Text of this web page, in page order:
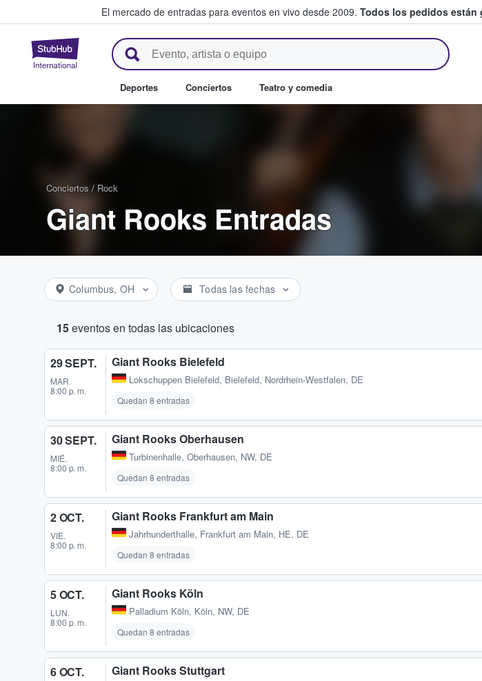
El mercado de entradas para eventos en vivo desde 2009. Todos los pedidos están
StubHub: compra y venta de entradas entre fans
Deportes Conciertos Teatro y comedia
Conciertos / Rock
Giant Rooks Entradas
Columbus, OH Todas las fechas
15eventos en todas las ubicaciones
29 SEPT.
MAR.
8:00 p. m.
Giant Rooks Bielefeld
Lokschuppen Bielefeld, Bielefeld, Nordrhein-Westfalen, DE
Quedan 8 entradas
30 SEPT.
MIÉ.
8:00 p. m.
Giant Rooks Oberhausen
Turbinenhalle, Oberhausen, NW, DE
Quedan 8 entradas
2 OCT.
VIE.
8:00 p. m.
Giant Rooks Frankfurt am Main
Jahrhunderthalle, Frankfurt am Main, HE, DE
Quedan 8 entradas
5 OCT.
LUN.
8:00 p. m.
Giant Rooks Köln
Palladium Köln, Köln, NW, DE
Quedan 8 entradas
6 OCT. Giant Rooks Stuttgart